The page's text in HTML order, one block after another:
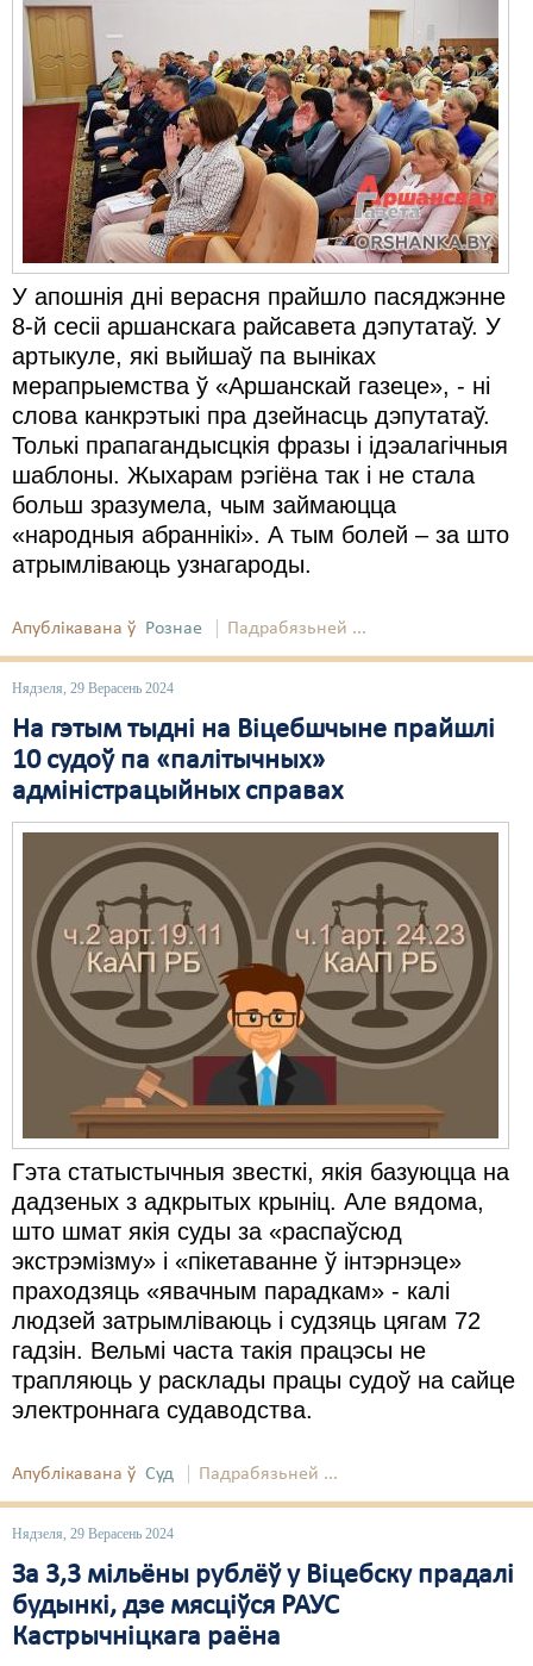
У апошнія дні верасня прайшло пасяджэнне
8-й сесіі аршанскага райсавета дэпутатаў. У
артыкуле, які выйшаў па выніках
мерапрыемства ў «Аршанскай газеце», - ні
слова канкрэтыкі пра дзейнасць дэпутатаў.
Толькі прапагандысцкія фразы і ідэалагічныя
шаблоны. Жыхарам рэгіёна так і не стала
больш зразумела, чым займаюцца
«народныя абраннікі». А тым болей – за што
атрымліваюць узнагароды.
Апублікавана ў Рознае Падрабязьней ...
Нядзеля, 29 Верасень 2024
На гэтым тыдні на Віцебшчыне прайшлі
10 судоў па «палітычных»
адміністрацыйных справах
Гэта статыстычныя звесткі, якія базуюцца на
дадзеных з адкрытых крыніц. Але вядома,
што шмат якія суды за «распаўсюд
экстрэмізму» і «пікетаванне ў інтэрнэце»
праходзяць «явачным парадкам» - калі
людзей затрымліваюць і судзяць цягам 72
гадзін. Вельмі часта такія працэсы не
трапляюць у расклады працы судоў на сайце
электроннага судаводства.
Апублікавана ў Суд Падрабязьней ...
Нядзеля, 29 Верасень 2024
За 3,3 мільёны рублёў у Віцебску прадалі
будынкі, дзе мясціўся РАУС
Кастрычніцкага раёна